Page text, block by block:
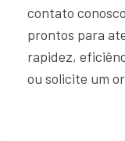
contato
prontos para
rapidez,
ou solicite um